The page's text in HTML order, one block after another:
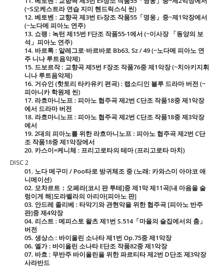
(~S오케스트라 연습 지미 헨드릭스식 씬)
12. 베토벤 : 교향곡 제3번 E♭장조 작품55「영웅」중~제1악장에서
(~노다메 피아노 연주)
13. 쇼팽 : 녹턴 제15번 F단조 작품55-1에서 (~이사장 「동양의 보
석」피아노 연주)
14. 바르톡 : 알레그로·바르바로 Bb63, Sz / 49 (~노다메 피아노 연
주 니나 루트음악제)
15. 드보르작 : 교향곡 제5번 F장조 작품76중 제1악장 (~치아키지휘
니나 루트음악제)
16. 거슈인 (핫토리 타카유키 편곡) : 랩소디인 블루 드라마 버전 (~
피아니카 학원제 씬)
17. 라흐마니노프 : 피아노 협주곡 제2번 C단조 작품18중 제1악장
에서 드라마 버전
18. 라흐마니노프 : 피아노 협주곡 제2번 C단조 작품18중 제3악장
에서
19. 2대의 피아노를 위한 라흐마니노프 : 피아노 협주곡 제2번 C단
조 작품18중 제1악장에서
20. 카스이=케니체 : 프리고로타의 테마 (프리고로타 마치)
DISC 2
01. 노다 메구미 / Poo타로 방귀체조 중 (노래: 카와스미 아야코 애
니메이션)
02. 모차르트：오페라[코시 판 투테]중 제1막 제11곡[내 마음을 술
렁이게 해]도라벨라의 아리아[피아노 판]
03. 안드레 졸리베 : 타악기와 관현악을 위한 협주곡 [피아노 반주
판]중 제4악장
04. 리스트 : 메피스토 왈츠 제1번 S.514「마을의 술집에서의 춤」
버전
05. 생상스 : 바이올린 소나타 제1번 Op.75중 제1악장
06. 엘가 : 바이올린 소나타 E단조 작품82중 제1악장
07. 바흐 : 무반주 바이올린을 위한 파르티타 제2번 D단조 제3악장
사라반드